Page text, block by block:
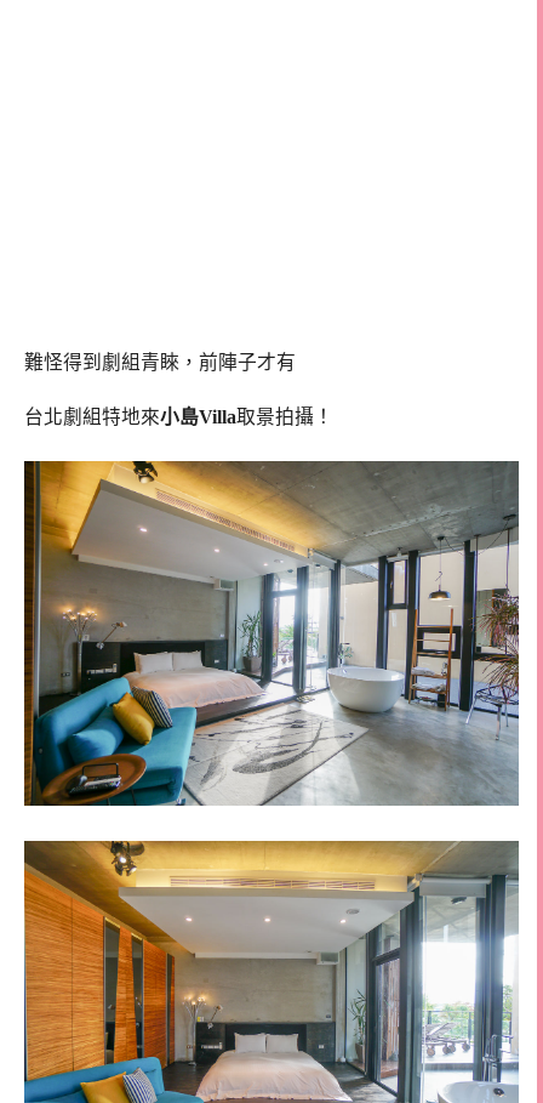
難怪得到劇組青睞，前陣子才有
台北劇組特地來小島Villa取景拍攝！